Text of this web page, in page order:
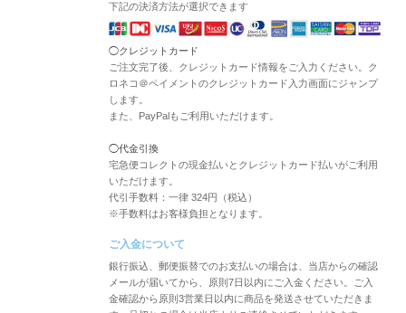
下記の決済方法が選択できます
◯クレジットカード
ご注文完了後、クレジットカード情報をご入力ください。ク
ロネコ＠ペイメントのクレジットカード入力画面にジャンプ
します。
また、PayPalもご利用いただけます。
◯代金引換
宅急便コレクトの現金払いとクレジットカード払いがご利用
いただけます。
代引手数料：一律 324円（税込）
※手数料はお客様負担となります。
ご入金について
銀行振込、郵便振替でのお支払いの場合は、当店からの確認
メールが届いてから、原則7日以内にご入金ください。ご入
金確認から原則3営業日以内に商品を発送させていただきま